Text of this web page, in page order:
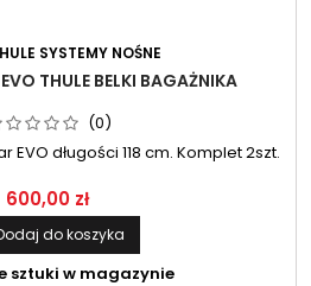
SYSTEMY NOŚNE
THULE BELKI BAGAŻNIKA
(0)
długości 118 cm. Komplet 2szt.
600,00 zł
do koszyka
sztuki w magazynie